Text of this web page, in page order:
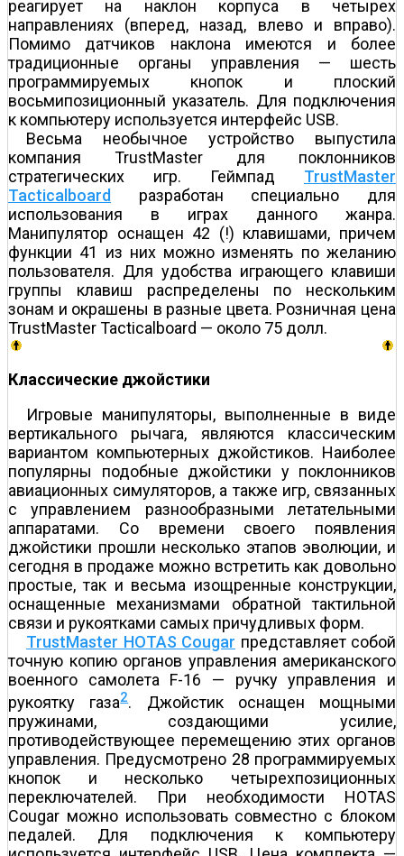
реагирует на наклон корпуса в четырех
направлениях (вперед, назад, влево и вправо).
Помимо датчиков наклона имеются и более
традиционные органы управления — шесть
программируемых кнопок и плоский
восьмипозиционный указатель. Для подключения
к компьютеру используется интерфейс USB.
Весьма необычное устройство выпустила
компания TrustMaster для поклонников
стратегических игр. Геймпад TrustMaster
Tacticalboard разработан специально для
использования в играх данного жанра.
Манипулятор оснащен 42 (!) клавишами, причем
функции 41 из них можно изменять по желанию
пользователя. Для удобства играющего клавиши
группы клавиш распределены по нескольким
зонам и окрашены в разные цвета. Розничная цена
TrustMaster Tacticalboard — около 75 долл.
Классические джойстики
Игровые манипуляторы, выполненные в виде
вертикального рычага, являются классическим
вариантом компьютерных джойстиков. Наиболее
популярны подобные джойстики у поклонников
авиационных симуляторов, а также игр, связанных
с управлением разнообразными летательными
аппаратами. Со времени своего появления
джойстики прошли несколько этапов эволюции, и
сегодня в продаже можно встретить как довольно
простые, так и весьма изощренные конструкции,
оснащенные механизмами обратной тактильной
связи и рукоятками самых причудливых форм.
TrustMaster HOTAS Cougar представляет собой
точную копию органов управления американского
военного самолета F-16 — ручку управления и
рукоятку газа2. Джойстик оснащен мощными
пружинами, создающими усилие,
противодействующее перемещению этих органов
управления. Предусмотрено 28 программируемых
кнопок и несколько четырехпозиционных
переключателей. При необходимости HOTAS
Cougar можно использовать совместно с блоком
педалей. Для подключения к компьютеру